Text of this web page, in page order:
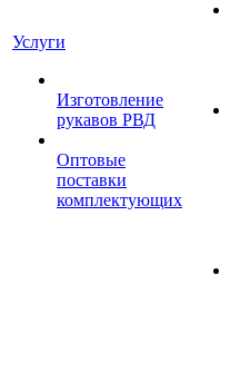
Услуги
Изготовление
рукавов РВД
Оптовые
поставки
комплектующих